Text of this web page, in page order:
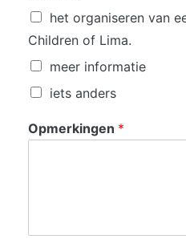
het organiseren van
Children of Lima.
meer informatie
iets anders
Opmerkingen *